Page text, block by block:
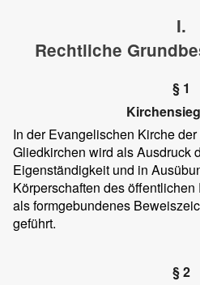
I.
Rechtliche
§ 1
In der Evangelischen Kirche
Gliedkirchen wird als Ausdruck
Eigenständigkeit und in
Körperschaften des
als formgebundenes
geführt.
§ 2